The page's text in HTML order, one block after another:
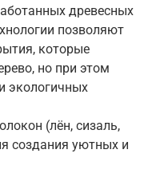
древесных
позволяют
которые
но при этом
экологичных
(лён, сизаль,
создания уютных и